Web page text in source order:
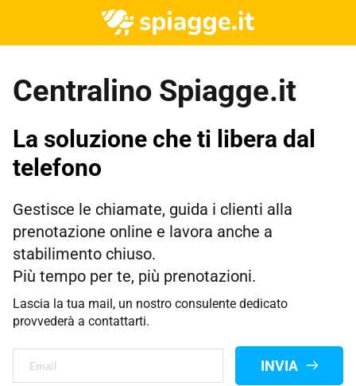
Centralino Spiagge.it
La soluzione che ti libera dal
telefono
Gestisce le chiamate, guida i clienti alla
prenotazione online e lavora anche a
stabilimento chiuso.
Più tempo per te, più prenotazioni.
Lascia la tua mail, un nostro consulente dedicato
provvederà a contattarti.
INVIA